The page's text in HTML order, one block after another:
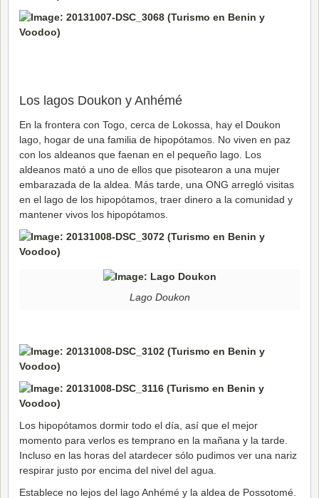
Los lagos Doukon y Anhémé
En la frontera con Togo, cerca de Lokossa, hay el Doukon
lago, hogar de una familia de hipopótamos. No viven en paz
con los aldeanos que faenan en el pequeño lago. Los
aldeanos mató a uno de ellos que pisotearon a una mujer
embarazada de la aldea. Más tarde, una ONG arregló visitas
en el lago de los hipopótamos, traer dinero a la comunidad y
mantener vivos los hipopótamos.
Lago Doukon
Los hipopótamos dormir todo el día, así que el mejor
momento para verlos es temprano en la mañana y la tarde.
Incluso en las horas del atardecer sólo pudimos ver una nariz
respirar justo por encima del nivel del agua.
Establece no lejos del lago Anhémé y la aldea de Possotomé.